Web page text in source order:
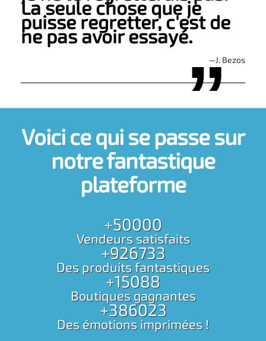
La seule chose que je
puisse regretter, c'est de
ne pas avoir essayé.
—J. Bezos
Voici ce qui se passe sur
notre fantastique
plateforme
+50000
Vendeurs satisfaits
+926733
Des produits fantastiques
+15088
Boutiques gagnantes
+386023
Des émotions imprimées !